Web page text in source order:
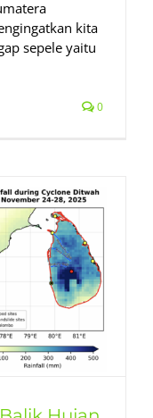
kita
sepele yaitu
0